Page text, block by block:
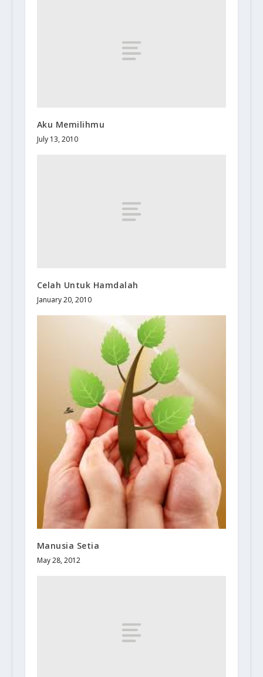
Aku Memilihmu
July 13, 2010
Celah Untuk Hamdalah
January 20, 2010
Manusia Setia
May 28, 2012